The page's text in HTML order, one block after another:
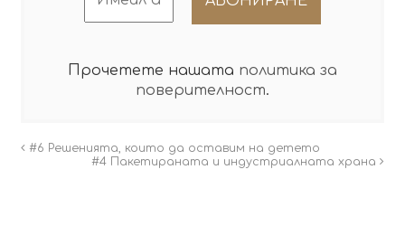
Прочетете нашата политика за
поверителност.
#6 Решенията, които да оставим на детето
#4 Пакетираната и индустриалната храна